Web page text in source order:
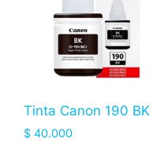
Tinta Canon 190 BK
$ 40.000